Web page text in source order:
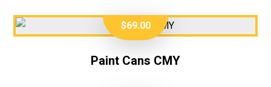
Paint Cans CMY
$69.00